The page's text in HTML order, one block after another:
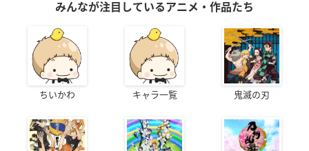
みんなが注目しているアニメ・作品たち
ちいかわ キャラ一覧 鬼滅の刃